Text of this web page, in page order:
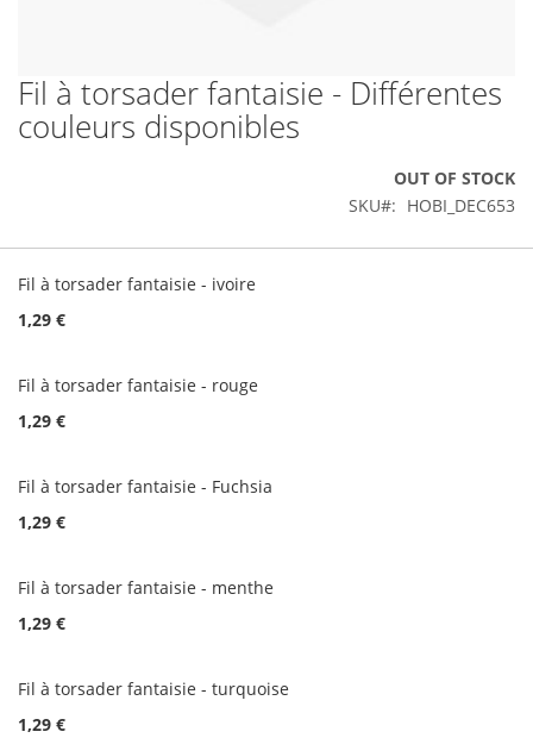
Skip
to
the
gallery
Fil à torsader fantaisie - Différentes
couleurs disponibles
OUT OF STOCK
SKU
HOBI_DEC653
product
Fil à torsader fantaisie - ivoire
1,29 €
Fil à torsader fantaisie - rouge
1,29 €
Fil à torsader fantaisie - Fuchsia
1,29 €
Fil à torsader fantaisie - menthe
1,29 €
Fil à torsader fantaisie - turquoise
1,29 €